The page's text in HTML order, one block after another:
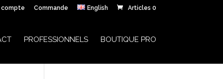
compte Commande English Articles 0
PROFESSIONNELS BOUTIQUE PRO